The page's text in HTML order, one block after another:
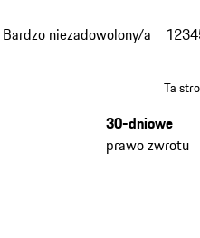
Bardzo niezadowolony/a 1234
Ta
30-dniowe
prawo zwrotu